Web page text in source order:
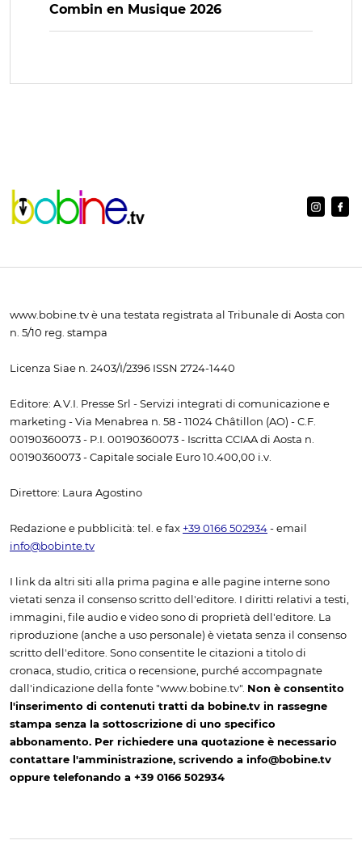
Combin en Musique 2026
www.bobine.tv è una testata registrata al Tribunale di Aosta con
n. 5/10 reg. stampa
Licenza Siae n. 2403/I/2396 ISSN 2724-1440
Editore: A.V.I. Presse Srl - Servizi integrati di comunicazione e
marketing - Via Menabrea n. 58 - 11024 Châtillon (AO) - C.F.
00190360073 - P.I. 00190360073 - Iscritta CCIAA di Aosta n.
00190360073 - Capitale sociale Euro 10.400,00 i.v.
Direttore: Laura Agostino
Redazione e pubblicità: tel. e fax +39 0166 502934 - email
info@bobinte.tv
I link da altri siti alla prima pagina e alle pagine interne sono
vietati senza il consenso scritto dell'editore. I diritti relativi a testi,
immagini, file audio e video sono di proprietà dell'editore. La
riproduzione (anche a uso personale) è vietata senza il consenso
scritto dell'editore. Sono consentite le citazioni a titolo di
cronaca, studio, critica o recensione, purché accompagnate
dall'indicazione della fonte "www.bobine.tv". Non è consentito
l'inserimento di contenuti tratti da bobine.tv in rassegne
stampa senza la sottoscrizione di uno specifico
abbonamento. Per richiedere una quotazione è necessario
contattare l'amministrazione, scrivendo a info@bobine.tv
oppure telefonando a +39 0166 502934